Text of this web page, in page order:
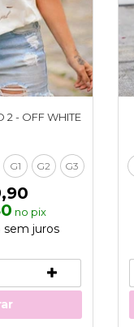
2 - OFF WHITE
G1 G2 G3
no pix
sem juros